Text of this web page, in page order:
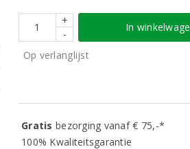
+
-
In
Op verlanglijst
Gratisbezorging vanaf € 75,-*
100% Kwaliteitsgarantie